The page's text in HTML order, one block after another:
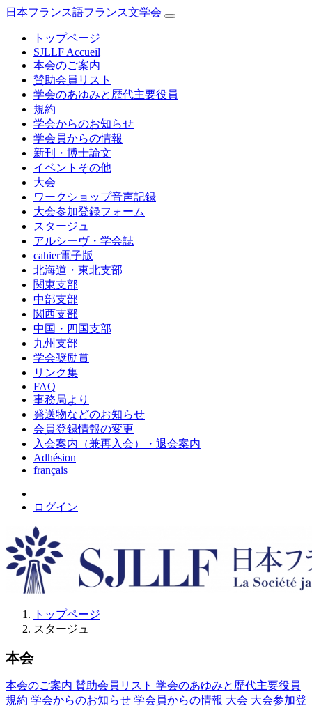
日本フランス語フランス文学会
トップページ
SJLLF Accueil
本会のご案内
賛助会員リスト
学会のあゆみと歴代主要役員
規約
学会からのお知らせ
学会員からの情報
新刊・博士論文
イベントその他
大会
ワークショップ音声記録
大会参加登録フォーム
スタージュ
アルシーヴ・学会誌
cahier電子版
北海道・東北支部
関東支部
中部支部
関西支部
中国・四国支部
九州支部
学会奨励賞
リンク集
FAQ
事務局より
発送物などのお知らせ
会員登録情報の変更
入会案内（兼再入会）・退会案内
Adhésion
français
ログイン
トップページ
スタージュ
本会
本会のご案内 賛助会員リスト 学会のあゆみと歴代主要役員
規約 学会からのお知らせ 学会員からの情報 大会 大会参加登